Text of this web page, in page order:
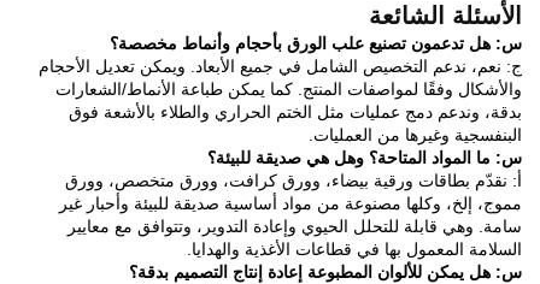
الأسئلة الشائعة
س: هل تدعمون تصنيع علب الورق بأحجام وأنماط مخصصة؟
ج: نعم، ندعم التخصيص الشامل في جميع الأبعاد. ويمكن تعديل الأحجام
والأشكال وفقًا لمواصفات المنتج. كما يمكن طباعة الأنماط/الشعارات
بدقة، وندعم دمج عمليات مثل الختم الحراري والطلاء بالأشعة فوق
البنفسجية وغيرها من العمليات.
س: ما المواد المتاحة؟ وهل هي صديقة للبيئة؟
أ: نقدّم بطاقات ورقية بيضاء، وورق كرافت، وورق متخصص، وورق
مموج، إلخ، وكلها مصنوعة من مواد أساسية صديقة للبيئة وأحبار غير
سامة. وهي قابلة للتحلل الحيوي وإعادة التدوير، وتتوافق مع معايير
السلامة المعمول بها في قطاعات الأغذية والهدايا.
س: هل يمكن للألوان المطبوعة إعادة إنتاج التصميم بدقة؟